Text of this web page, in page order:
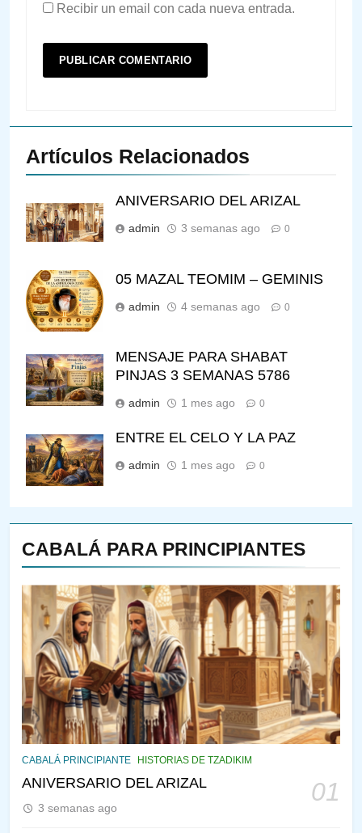
CABALÁ PARA PRINCIPIANTES
CABALÁ PRINCIPIANTE HISTORIAS DE TZADIKIM
ANIVERSARIO DEL ARIZAL 01
3 semanas ago
143
¿QUIÉN ES SABIO? EL QUE
VE LO QUE VA A NACER
PENSAMIENTO JUDÍO PIRKEI AVOT
144
CABALÁ Y JASIDUT: EL
CONSEJO DE LOS PADRES
Recibir un email con cada nueva entrada.
Artículos Relacionados
ANIVERSARIO DEL ARIZAL
admin 3 semanas ago 0
05 MAZAL TEOMIM – GEMINIS
admin 4 semanas ago 0
MENSAJE PARA SHABAT
PINJAS 3 SEMANAS 5786
admin 1 mes ago 0
ENTRE EL CELO Y LA PAZ
admin 1 mes ago 0